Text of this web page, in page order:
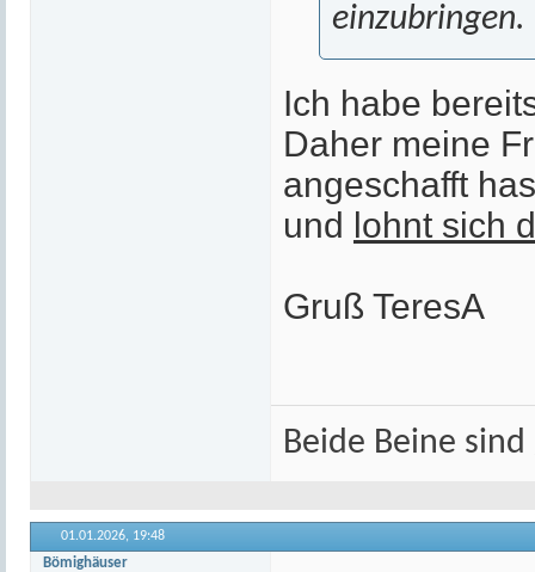
einzubringen.
Ich habe
Daher meine
angeschafft
und lohnt sich
Gruß TeresA
Beide Beine
01.01.2026, 19:48
Bömighäuser